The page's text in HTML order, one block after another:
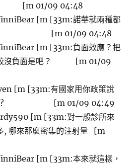
09 04:48
[m [33m:諾華就兩種都
XD [m 01/09 04:48
[m [33m:負面效應？把
較沒負面是吧？ [m 01/09
[m [33m:有國家用你政策說
嗎?? [m 01/09 04:49
[m [33m:對一般診所來
, 哪來那麼密集的注射量 [m
[m [33m:本來就這樣，